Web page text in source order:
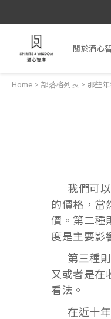
關於酒心
Home > 部落格列表 > 那些
我們可以
的價格，當
價。第二種
度是主要影
第三種則
又或者是在
看法。
在近十年